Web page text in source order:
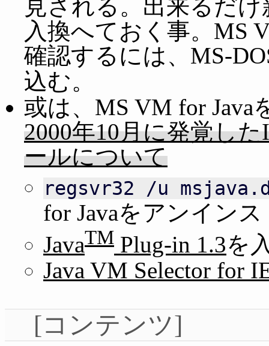
見される。出来るだ
入換へておく事。MS
確認するには、MS-
込む。
或は、MS VM for
2000年10月に発覚し
ールについて
regsvr32 /u
for Javaをアンイン
JavaTM Plug-in 1.3を
Java VM Selector for
[コンテンツ]